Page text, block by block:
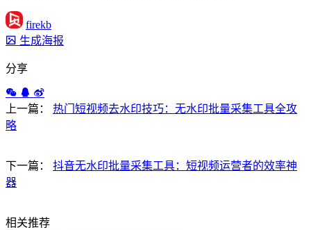
firekb
生成海报
分享
上一篇：
热门短视频去水印技巧：无水印批量采集工具全攻
略
下一篇：
抖音无水印批量采集工具：短视频运营者的效率神
器
相关推荐